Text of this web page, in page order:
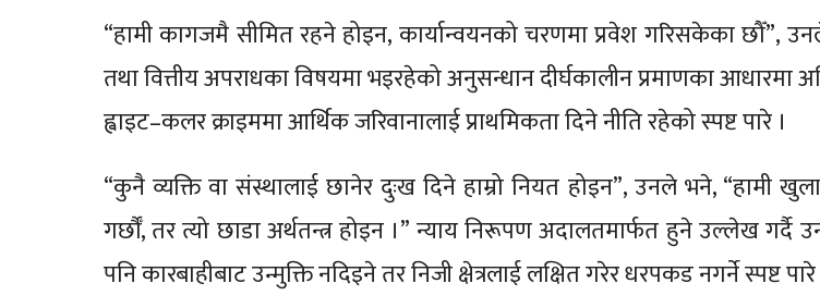
“हामी कागजमै सीमित रहने होइन, कार्यान्वयनको चरणमा प्रवेश गरिसकेका छौँ”,
तथा वित्तीय अपराधका विषयमा भइरहेको अनुसन्धान दीर्घकालीन प्रमाणका
ह्वाइट–कलर क्राइममा आर्थिक जरिवानालाई प्राथमिकता दिने नीति रहेको स्पष्ट पारे ।
“कुनै व्यक्ति वा संस्थालाई छानेर दुःख दिने हाम्रो नियत होइन”, उनले भने, “हामी खुला
गर्छौँ, तर त्यो छाडा अर्थतन्त्र होइन ।” न्याय निरूपण अदालतमार्फत हुने उल्लेख
पनि कारबाहीबाट उन्मुक्ति नदिइने तर निजी क्षेत्रलाई लक्षित गरेर धरपकड नगर्ने स्पष्ट पारे